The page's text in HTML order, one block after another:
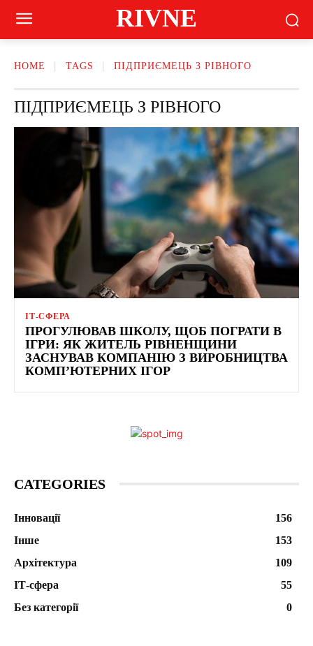
RIVNE
HOME TAGS ПІДПРИЄМЕЦЬ З РІВНОГО
ПІДПРИЄМЕЦЬ З РІВНОГО
ІТ-СФЕРА
ПРОГУЛЮВАВ ШКОЛУ, ЩОБ ПОГРАТИ В
ІГРИ: ЯК ЖИТЕЛЬ РІВНЕНЩИНИ
ЗАСНУВАВ КОМПАНІЮ З ВИРОБНИЦТВА
КОМП’ЮТЕРНИХ ІГОР
CATEGORIES
Інновації
156
Інше
153
Архітектура
109
ІТ-сфера
55
Без категорії
0